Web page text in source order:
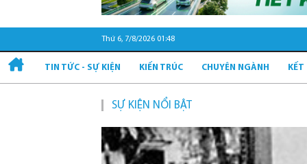
Thứ 6, 7/8/2026 01:48
TIN TỨC - SỰ KIỆN KIẾN TRÚC CHUYÊN NGÀNH
SỰ KIỆN NỔI BẬT